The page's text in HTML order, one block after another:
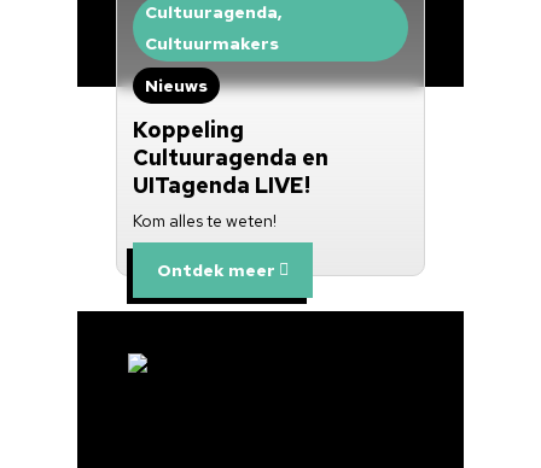
Cultuuragenda,
Cultuurmakers
Nieuws
Koppeling
Cultuuragenda en
UITagenda LIVE!
Kom alles te weten!
Ontdek meer